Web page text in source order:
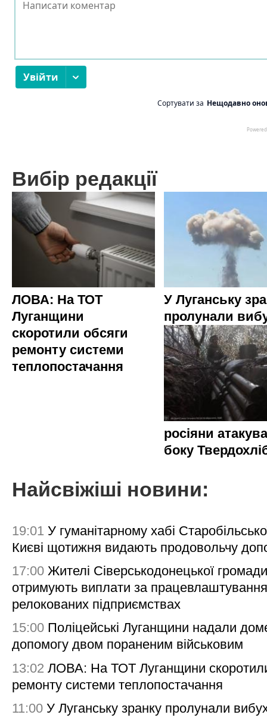
Вибір редакції
ЛОВА: На ТОТ
Луганщини
скоротили обсяги
ремонту системи
теплопостачання
У Луганську
пролунали
росіяни
боку
Найсвіжіші новини:
19:01 У гуманітарному хабі
Києві щотижня видають продовольчу
17:00 Жителі Сіверськодонецької
отримують виплати за
релокованих підприємствах
15:00 Поліцейські Луганщини надали
допомогу двом пораненим військовим
13:02 ЛОВА: На ТОТ Луганщини
ремонту системи теплопостачання
11:00 У Луганську зранку пролунали